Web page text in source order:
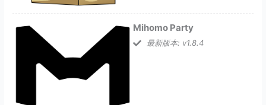
Mihomo Party
最新版本: v1.8.4